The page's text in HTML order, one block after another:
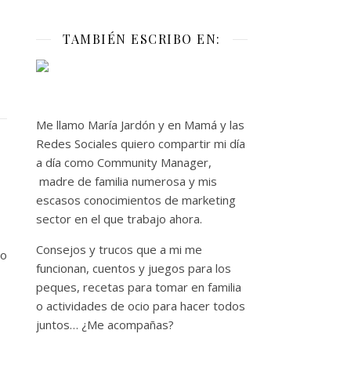
TAMBIÉN ESCRIBO EN:
Me llamo María Jardón y en Mamá y las
Redes Sociales quiero compartir mi día
a día como Community Manager,
madre de familia numerosa y mis
escasos conocimientos de marketing
sector en el que trabajo ahora.
Consejos y trucos que a mi me
funcionan, cuentos y juegos para los
peques, recetas para tomar en familia
o actividades de ocio para hacer todos
juntos… ¿Me acompañas?